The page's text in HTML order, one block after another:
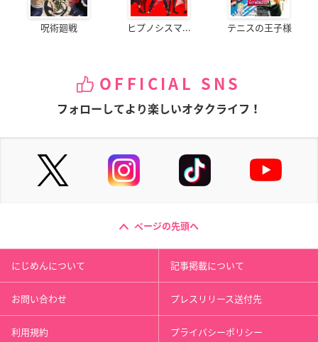
呪術廻戦 ヒプノシスマ... テニスの王子様
OFFICIAL SNS
フォローしてより楽しいオタクライフ！
ページの先頭へ
にじめんについて 記事掲載について
お問い合わせ プレスリリース送付先
利用規約 プライバシーポリシー